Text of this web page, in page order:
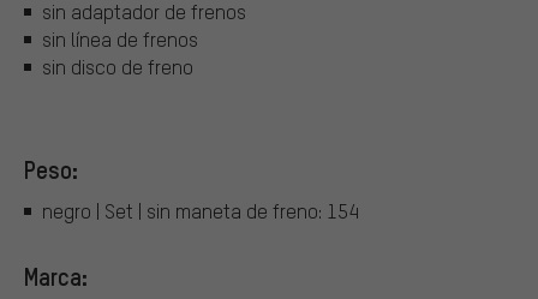
sin adaptador de frenos
sin línea de frenos
sin disco de freno
Peso:
negro | Set | sin maneta de freno: 154
Marca: